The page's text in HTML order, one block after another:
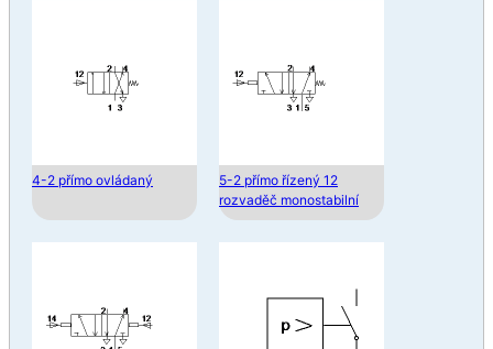
4-2 přímo ovládaný
5-2 přímo řízený 12
rozvaděč monostabilní